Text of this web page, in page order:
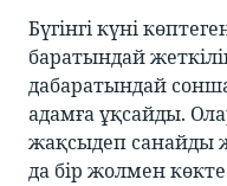
Бүгінгі күні
баратындай
дабаратындай
адамға ұқсайды.
жақсыдеп санайды
да бір жолмен